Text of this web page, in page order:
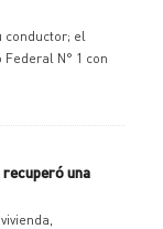
conductor; el
N° 1 con
una